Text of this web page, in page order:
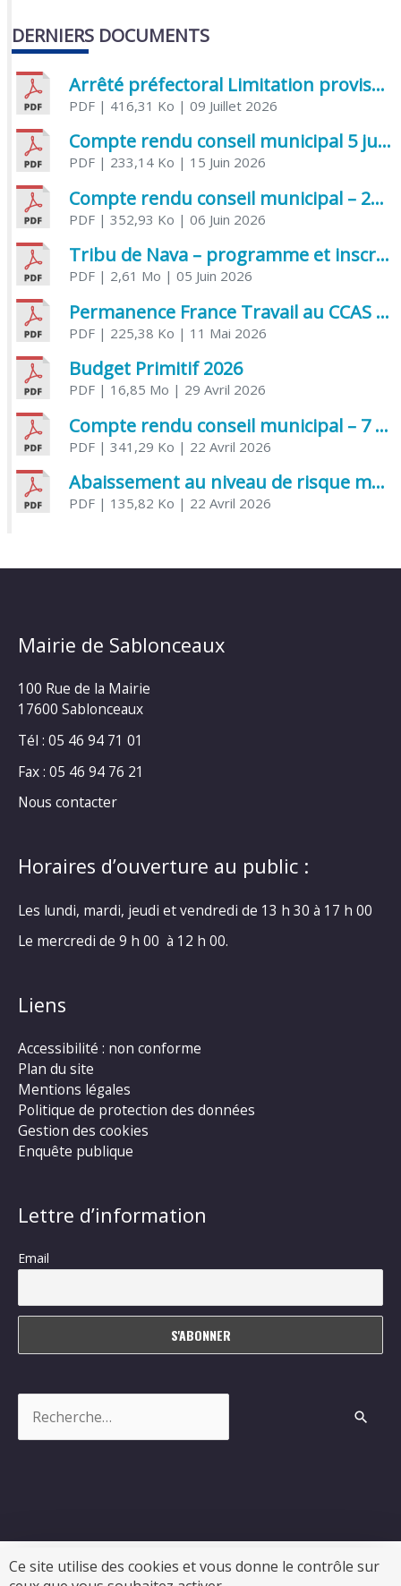
Ce site utilise des cookies et vous donne le contrôle sur
DERNIERS DOCUMENTS
Arrêté préfectoral Limitation provisoire des usages de l’eau
PDF| 416,31 Ko | 09 Juillet 2026
Compte rendu conseil municipal 5 juin 2026 sénatoriale
PDF| 233,14 Ko | 15 Juin 2026
Compte rendu conseil municipal – 21 avril 2026
PDF| 352,93 Ko | 06 Juin 2026
Tribu de Nava – programme et inscriptions été 2026
PDF| 2,61 Mo | 05 Juin 2026
Permanence France Travail au CCAS de Saujon Juin 2026
PDF| 225,38 Ko | 11 Mai 2026
Budget Primitif 2026
PDF| 16,85 Mo | 29 Avril 2026
Compte rendu conseil municipal – 7 avril 2026
PDF| 341,29 Ko | 22 Avril 2026
Abaissement au niveau de risque modéré de l’Influenza aviaire
PDF| 135,82 Ko | 22 Avril 2026
Mairie de Sablonceaux
100 Rue de la Mairie
17600 Sablonceaux
Tél : 05 46 94 71 01
Fax : 05 46 94 76 21
Nous contacter
Horaires d’ouverture au public :
Les lundi, mardi, jeudi et vendredi de 13 h 30 à 17 h 00
Le mercredi de 9 h 00 à 12 h 00.
Liens
Accessibilité : non conforme
Plan du site
Mentions légales
Politique de protection des données
Gestion des cookies
Enquête publique
Lettre d’information
Email